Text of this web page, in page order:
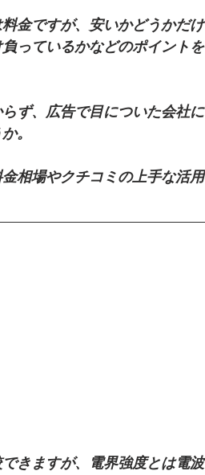
ですが、安いかどうかだけ
っているかなどのポイントを
、広告で目についた会社に
。
場やクチコミの上手な活用
ますが、電界強度とは電波